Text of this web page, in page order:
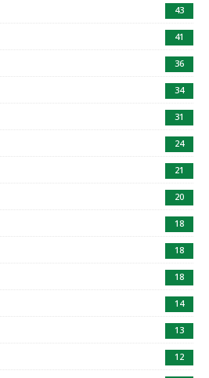
43
41
36
34
31
24
21
20
18
18
18
14
13
12